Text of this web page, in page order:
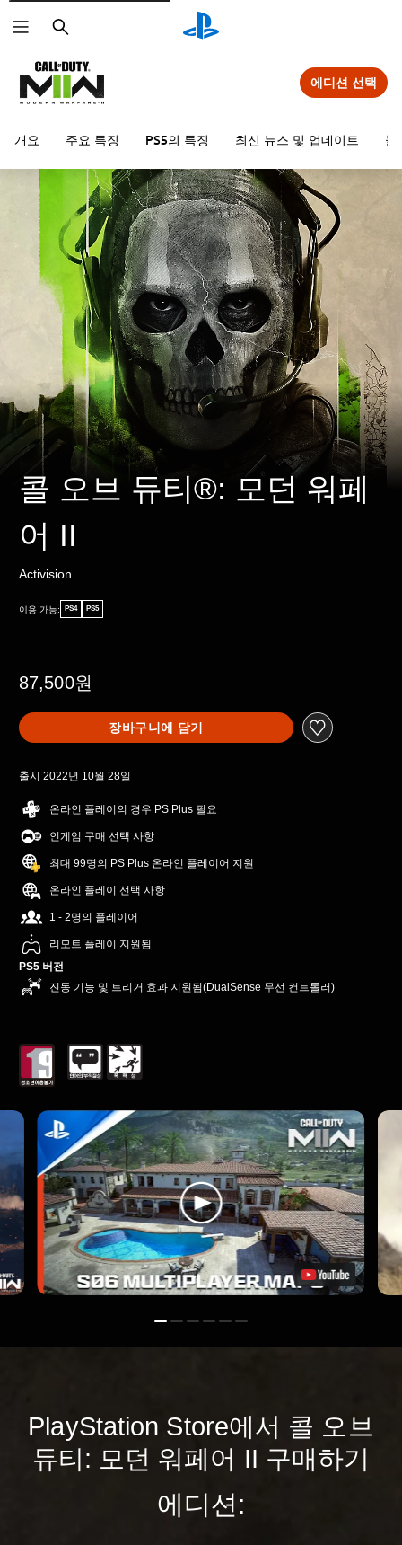
검
색
개요 주요 특징 PS5의 특징 최신 뉴스 및 업데이트 콜
에디션 선택
콜 오브 듀티®: 모던 워페
어 II
Activision
이용 가능: PS4 PS5
87,500원
장바구니에 담기
출시 2022년 10월 28일
온라인 플레이의 경우 PS Plus 필요
인게임 구매 선택 사항
최대 99명의 PS Plus 온라인 플레이어 지원
온라인 플레이 선택 사항
1 - 2명의 플레이어
리모트 플레이 지원됨
PS5 버전
진동 기능 및 트리거 효과 지원됨(DualSense 무선 컨트롤러)
PlayStation Store에서 콜 오브
듀티: 모던 워페어 II 구매하기
에디션: